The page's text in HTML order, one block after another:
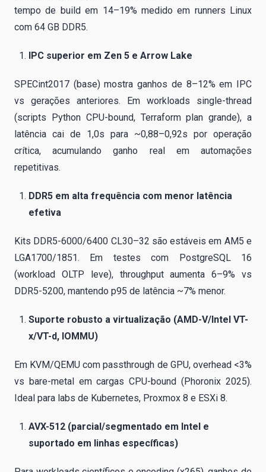
tempo de build em 14–19% medido em runners Linux
com 64 GB DDR5.
IPC superior em Zen 5 e Arrow Lake
SPECint2017 (base) mostra ganhos de 8–12% em IPC
vs gerações anteriores. Em workloads single-thread
(scripts Python CPU-bound, Terraform plan grande), a
latência cai de 1,0s para ~0,88–0,92s por operação
crítica, acumulando ganho real em automações
repetitivas.
DDR5 em alta frequência com menor latência
efetiva
Kits DDR5-6000/6400 CL30–32 são estáveis em AM5 e
LGA1700/1851. Em testes com PostgreSQL 16
(workload OLTP leve), throughput aumenta 6–9% vs
DDR5-5200, mantendo p95 de latência ~7% menor.
Suporte robusto a virtualização (AMD-V/Intel VT-
x/VT-d, IOMMU)
Em KVM/QEMU com passthrough de GPU, overhead <3%
vs bare-metal em cargas CPU-bound (Phoronix 2025).
Ideal para labs de Kubernetes, Proxmox 8 e ESXi 8.
AVX-512 (parcial/segmentado em Intel e
suportado em linhas específicas)